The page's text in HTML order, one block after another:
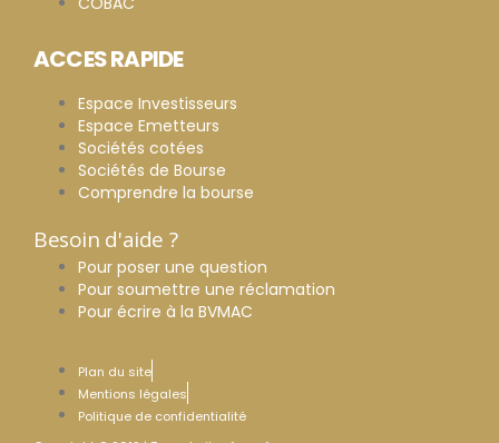
ACCES RAPIDE
Espace Investisseurs
Espace Emetteurs
Sociétés cotées
Sociétés de Bourse
Comprendre la bourse
Besoin d'aide ?
Pour poser une question
Pour soumettre une réclamation
Pour écrire à la BVMAC
Plan du site
Mentions légales
Politique de confidentialité